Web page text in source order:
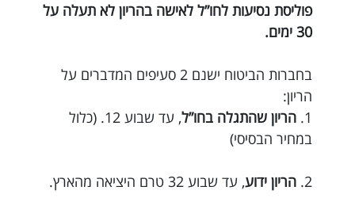
פוליסת נסיעות לחו”ל לאישה בהריון לא תעלה על
30 ימים.
בחברות הביטוח ישנם 2 סעיפים המדברים על
הריון:
1. הריון שהתגלה בחו”ל
, עד שבוע 12. (כלול
במחיר הבסיסי)
2. הריון ידוע, עד שבוע 32 טרם היציאה מהארץ.